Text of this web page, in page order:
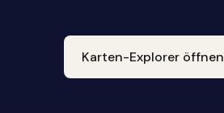
Karten-Explorer öffnen